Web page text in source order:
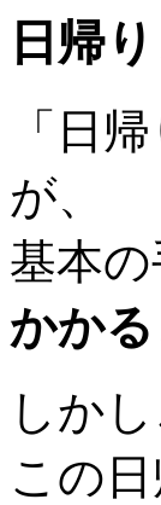
日帰
「日
が、
基本
かかる
しか
この